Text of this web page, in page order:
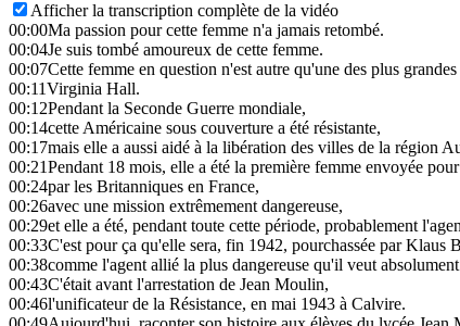
Afficher la transcription complète de la vidéo
00:00Ma passion pour cette femme n'a jamais retombé.
00:04Je suis tombé amoureux de cette femme.
00:07Cette femme en question n'est autre qu'une des plus
00:11Virginia Hall.
00:12Pendant la Seconde Guerre mondiale,
00:14cette Américaine sous couverture a été résistante,
00:17mais elle a aussi aidé à la libération des villes de la région
00:21Pendant 18 mois, elle a été la première femme envoyée
00:24par les Britanniques en France,
00:26avec une mission extrêmement dangereuse,
00:29et elle a été, pendant toute cette période, probablement
00:33C'est pour ça qu'elle sera, fin 1942, pourchassée par Klaus
00:38comme l'agent allié la plus dangereuse qu'il veut
00:43C'était avant l'arrestation de Jean Moulin,
00:46l'unificateur de la Résistance, en mai 1943 à Calvire.